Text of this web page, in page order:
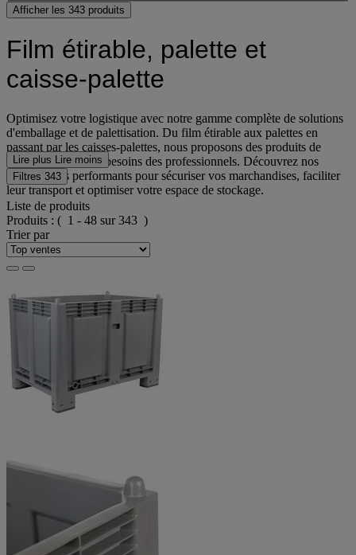
Afficher les 343 produits
Film étirable, palette et
caisse-palette
Optimisez votre logistique avec notre gamme complète de solutions
d'emballage et de palettisation. Du film étirable aux palettes en
passant par les caisses-palettes, nous proposons des produits de
qualité adaptés aux besoins des professionnels. Découvrez nos
équipements performants pour sécuriser vos marchandises, faciliter
leur transport et optimiser votre espace de stockage.
Lire plus
Lire moins
Filtres 343
Liste de produits
Produits : ( 1 - 48 sur 343 )
Trier par